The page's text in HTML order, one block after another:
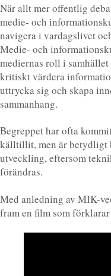
När allt mer offentlig
medie- och
navigera i vardagslivet
Medie- och
mediernas roll i
kritiskt värdera
uttrycka sig och skapa
sammanhang.
Begreppet har ofta
källtillit, men är betydligt
utveckling, eftersom
förändras.
Med anledning av MIK-
fram en film som